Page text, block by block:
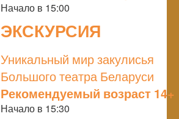
Начало в 15:00
ЭКСКУРСИЯ
Уникальный мир закулисья
Большого театра Беларуси
Рекомендуемый возраст 14+
Начало в 15:30